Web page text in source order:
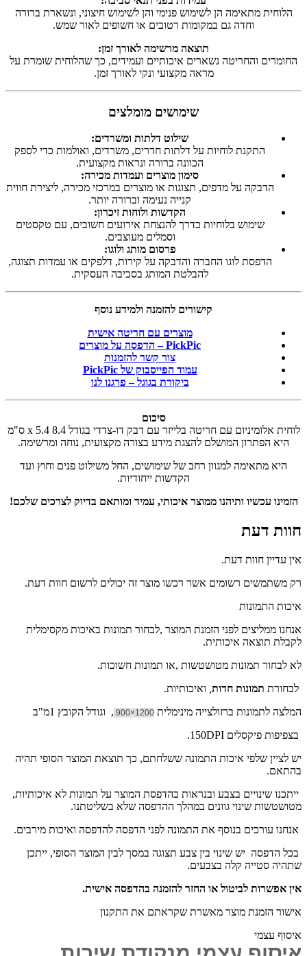
הלוחית מתאימה הן לשימוש פנימי והן לשימוש חיצוני, ונשארת ברורה
וחדה גם במקומות רטובים או חשופים לאור שמש.
תוצאה מרשימה לאורך זמן:
החומרים והחריטה נשארים איכותיים ועמידים, כך שהלוחית שומרת על
מראה מקצועי ונקי לאורך זמן.
שימושים מומלצים
שילוט דלתות ומשרדים:
התקנת לוחיות על דלתות חדרים, משרדים, ואולמות כדי לספק
הכוונה ברורה ונראות מקצועית.
סימון מוצרים ועמדות מכירה:
הדבקה על מדפים, תצוגות או מוצרים במרכזי מכירה, ליצירת חווית
קנייה נעימה וברורה יותר.
הקדשות ולוחות זיכרון:
שימוש בלוחיות כדרך להנצחת אירועים חשובים, עם טקסטים
וסמלים מעוצבים.
פרסום מותג ולוגו:
הדפסת לוגו החברה והדבקה על קירות, דלפקים או עמדות תצוגה,
להבלטת המותג בסביבה העסקית.
קישורים להזמנה ולמידע נוסף
מוצרים עם חריטה אישית
PickPic – הדפסה על מוצרים
צור קשר להזמנות
עמוד הפייסבוק של PickPic
ביקורת בגוגל – פרגנו לנו
סיכום
לוחית אלומיניום עם חריטה בלייזר עם דבק דו-צדדי בגודל 8.4 x 5.4 ס"מ
היא הפתרון המושלם להצגת מידע בצורה מקצועית, נוחה ומרשימה.
היא מתאימה למגוון רחב של שימושים, החל משילוט פנים וחוץ ועד
הקדשות ייחודיות.
הזמינו עכשיו ותיהנו ממוצר איכותי, עמיד ומותאם בדיוק לצרכים שלכם!
חוות דעת
אין עדיין חוות דעת.
רק משתמשים רשומים אשר רכשו מוצר זה יכולים לרשום חוות דעת.
איכות התמונות
אנחנו ממליצים לפני הזמנת המוצר ,לבחור תמונות באיכות מקסימלית
לקבלת תוצאה איכותית.
לא לבחור תמונות מטושטשות ,או תמונות חשוכות.
לבחורת תמונות חדות ואיכותיות.
המלצה לתמונות ברזולצייה מינימלית 1200×900
, וגודל הקובץ 1מ"ב
בצפיפות פיקסלים 150DPI.
יש לציין שלפי איכות התמונה ששלחתם, כך תוצאת המוצר הסופי תהיה
בהתאם.
ייתכנו שינויים בצבע ובנראות בהדפסת המוצר על תמונות לא איכותיות,
מטושטשות שינוי גוונים במהלך ההדפסה שלא בשליטתנו.
אנחנו עורכים בנוסף את התמונה לפני הדפסה להדפסה ואיכות מירבים.
בכל הדפסה יש שינוי בין צבע תצוגה במסך לבין המוצר הסופי, ייתכן
שתהיה סטייה קלה בצבעים.
אין אפשרות לביטול או החזר להזמנה בהדפסה אישית.
אישור הזמנת מוצר מאשרת שקראתם את התקנון
איסוף עצמי